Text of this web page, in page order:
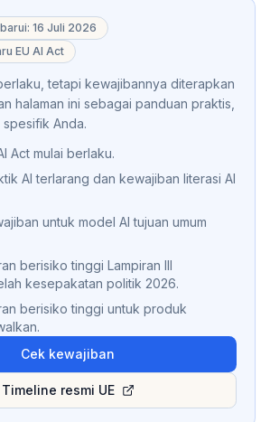
16 Juli 2026
EU AI Act
tetapi kewajibannya diterapkan
halaman ini sebagai panduan praktis,
spesifik Anda.
Act mulai berlaku.
AI terlarang dan kewajiban literasi AI
untuk model AI tujuan umum
berisiko tinggi Lampiran III
kesepakatan politik 2026.
berisiko tinggi untuk produk
Cek kewajiban
Timeline resmi UE